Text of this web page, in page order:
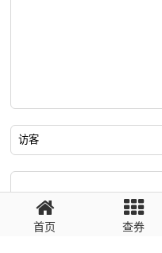
回复需填写必要信息
首页 查券